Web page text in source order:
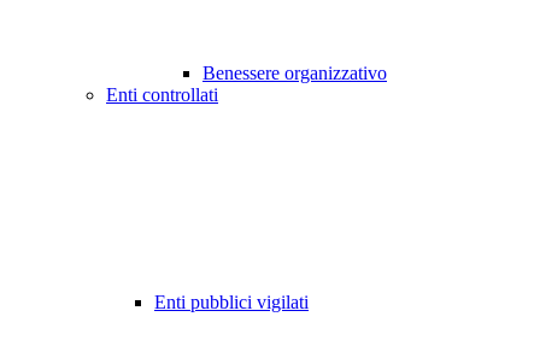
Benessere organizzativo
Enti controllati
Enti pubblici vigilati